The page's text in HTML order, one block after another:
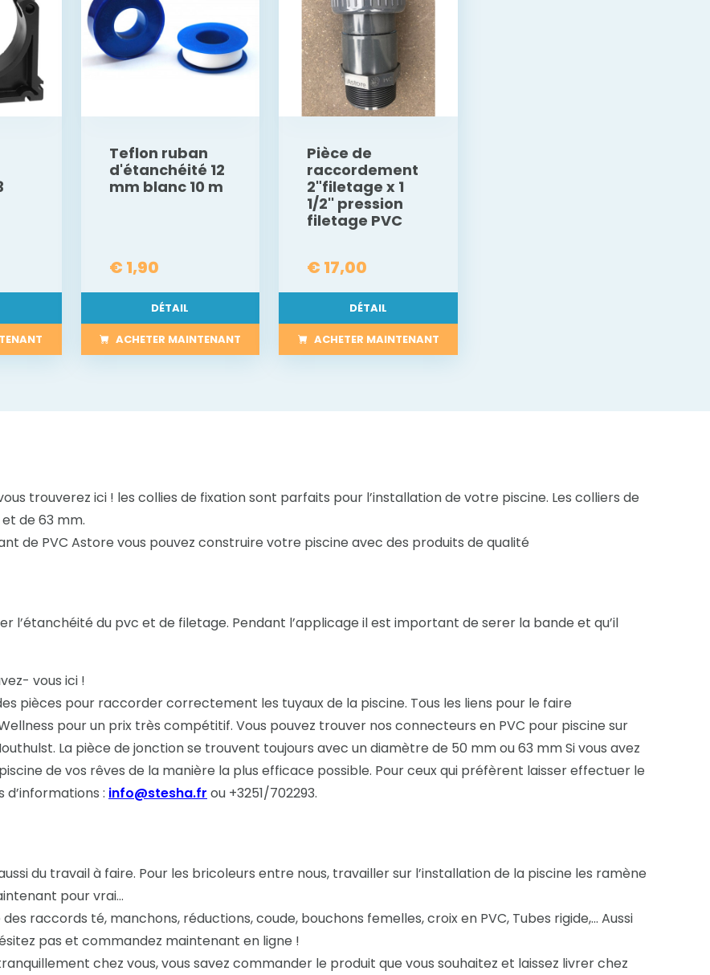
Teflon ruban
d'étanchéité 12
mm blanc 10 m
€ 1,90
DÉTAIL
ACHETER MAINTENANT
Pièce de
raccordement
2"filetage x 1
1/2'' pression
filetage PVC
€ 17,00
DÉTAIL
ACHETER MAINTENANT
trouverez ici ! les collies de fixation sont parfaits pour l’installation de votre piscine. Les colliers de
de 63 mm.
de PVC Astore vous pouvez construire votre piscine avec des produits de qualité
l’étanchéité du pvc et de filetage. Pendant l’applicage il est important de serer la bande et qu’il
vous ici !
pièces pour raccorder correctement les tuyaux de la piscine. Tous les liens pour le faire
pour un prix très compétitif. Vous pouvez trouver nos connecteurs en PVC pour piscine sur
La pièce de jonction se trouvent toujours avec un diamètre de 50 mm ou 63 mm Si vous avez
de vos rêves de la manière la plus efficace possible. Pour ceux qui préfèrent laisser effectuer le
d’informations : info@stesha.fr ou +3251/702293.
du travail à faire. Pour les bricoleurs entre nous, travailler sur l’installation de la piscine les ramène
pour vrai…
raccords té, manchons, réductions, coude, bouchons femelles, croix en PVC, Tubes rigide,... Aussi
pas et commandez maintenant en ligne !
chez vous, vous savez commander le produit que vous souhaitez et laissez livrer chez